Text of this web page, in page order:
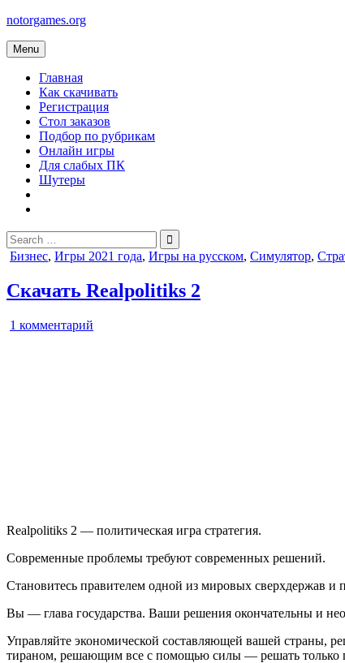
Skip
content
notorgames.org
Menu
Главная
Как скачивать
Регистрация
Стол заказов
Подбор по рубрикам
Онлайн игры
Для слабых ПК
Шутеры
Search
for:
Posted
Бизнес, Игры 2021 года, Игры на русском, Симулятор,
Скачать Realpolitiks 2
1 комментарий
Realpolitiks 2 — политическая игра стратегия.
Современные проблемы требуют современных решений.
Становитесь правителем одной из мировых сверхдержав и
Вы — глава государства. Ваши решения окончательны и
Управляйте экономической составляющей вашей страны,
тираном, решающим все с помощью силы — решать только